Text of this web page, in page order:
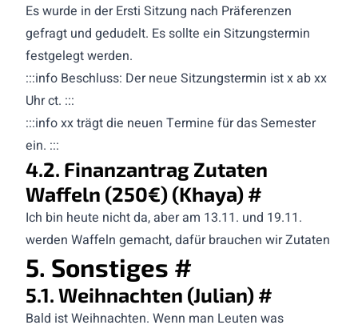
Es wurde in der Ersti Sitzung nach Präferenzen
gefragt und gedudelt. Es sollte ein Sitzungstermin
festgelegt werden.
:::info Beschluss: Der neue Sitzungstermin ist x ab xx
Uhr ct. :::
:::info xx trägt die neuen Termine für das Semester
ein. :::
4.2. Finanzantrag Zutaten
Waffeln (250€) (Khaya) #
Ich bin heute nicht da, aber am 13.11. und 19.11.
werden Waffeln gemacht, dafür brauchen wir Zutaten
5. Sonstiges #
5.1. Weihnachten (Julian) #
Bald ist Weihnachten. Wenn man Leuten was